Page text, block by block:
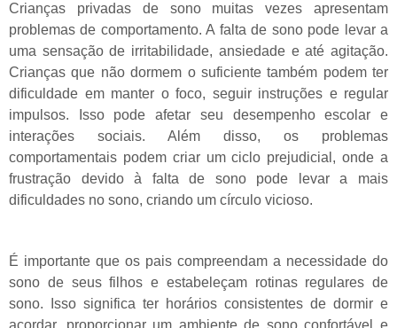
Crianças privadas de sono muitas vezes apresentam
problemas de comportamento. A falta de sono pode levar a
uma sensação de irritabilidade, ansiedade e até agitação.
Crianças que não dormem o suficiente também podem ter
dificuldade em manter o foco, seguir instruções e regular
impulsos. Isso pode afetar seu desempenho escolar e
interações sociais. Além disso, os problemas
comportamentais podem criar um ciclo prejudicial, onde a
frustração devido à falta de sono pode levar a mais
dificuldades no sono, criando um círculo vicioso.
É importante que os pais compreendam a necessidade do
sono de seus filhos e estabeleçam rotinas regulares de
sono. Isso significa ter horários consistentes de dormir e
acordar, proporcionar um ambiente de sono confortável e